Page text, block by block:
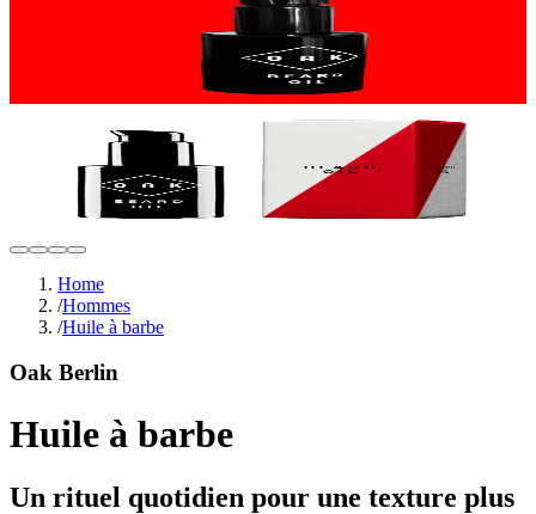
Home
/Hommes
/Huile à barbe
Oak Berlin
Huile à barbe
Un rituel quotidien pour une texture plus